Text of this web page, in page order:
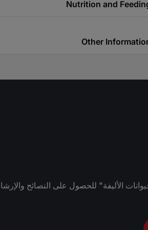
Nutrition and
Other
الأليفة" للحصول على النصائح